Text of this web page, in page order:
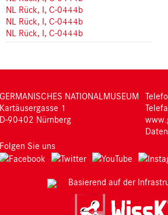
NL Rück, I, C-0444b
NL Rück, I, C-0444b
NL Rück, I, C-0444b
GERMANISCHES NATIONALMUSEUM
Kartäusergasse 1
D-90402 Nürnberg
Folgen Sie uns
Basierend auf der